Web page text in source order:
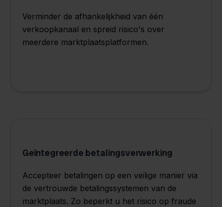
Verminder de afhankelijkheid van één
verkoopkanaal en spreid risico's over
meerdere marktplaatsplatformen.
Geïntegreerde betalingsverwerking
Accepteer betalingen op een veilige manier via
de vertrouwde betalingssystemen van de
marktplaats. Zo beperkt u het risico op fraude